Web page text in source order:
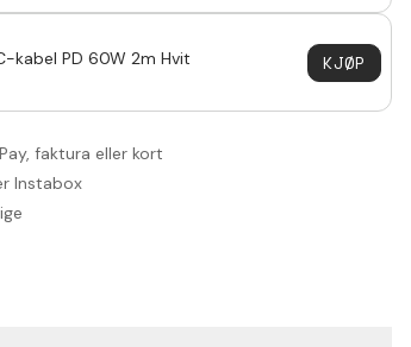
kabel PD 60W 2m Hvit
KJØP
faktura eller kort
Instabox